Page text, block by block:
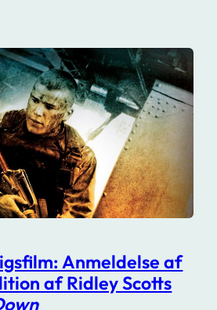
Anmeldelse af
af Ridley Scotts